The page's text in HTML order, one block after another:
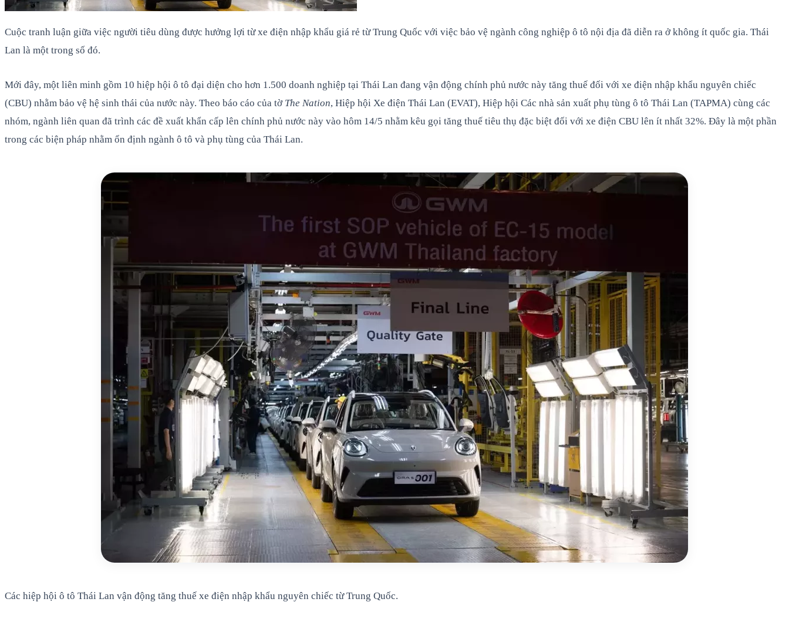
Cuộc tranh luận giữa việc người tiêu dùng được hưởng lợi từ xe điện nhập khẩu giá rẻ từ Trung Quốc với việc bảo vệ ngành công nghiệp ô tô nội địa đã diễn ra ở không ít quốc gia. Thái
Lan là một trong số đó.
Mới đây, một liên minh gồm 10 hiệp hội ô tô đại diện cho hơn 1.500 doanh nghiệp tại Thái Lan đang vận động chính phủ nước này tăng thuế đối với xe điện nhập khẩu nguyên chiếc
(CBU) nhằm bảo vệ hệ sinh thái của nước này. Theo báo cáo của tờ The Nation, Hiệp hội Xe điện Thái Lan (EVAT), Hiệp hội Các nhà sản xuất phụ tùng ô tô Thái Lan (TAPMA) cùng các
nhóm, ngành liên quan đã trình các đề xuất khẩn cấp lên chính phủ nước này vào hôm 14/5 nhằm kêu gọi tăng thuế tiêu thụ đặc biệt đối với xe điện CBU lên ít nhất 32%. Đây là một phần
trong các biện pháp nhằm ổn định ngành ô tô và phụ tùng của Thái Lan.
Các hiệp hội ô tô Thái Lan vận động tăng thuế xe điện nhập khẩu nguyên chiếc từ Trung Quốc.